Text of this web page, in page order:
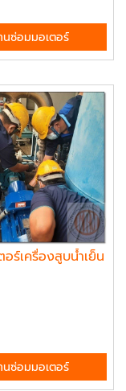
นซ่อมมอเตอร์
ร์เครื่องสูบน้ำเย็น
นซ่อมมอเตอร์